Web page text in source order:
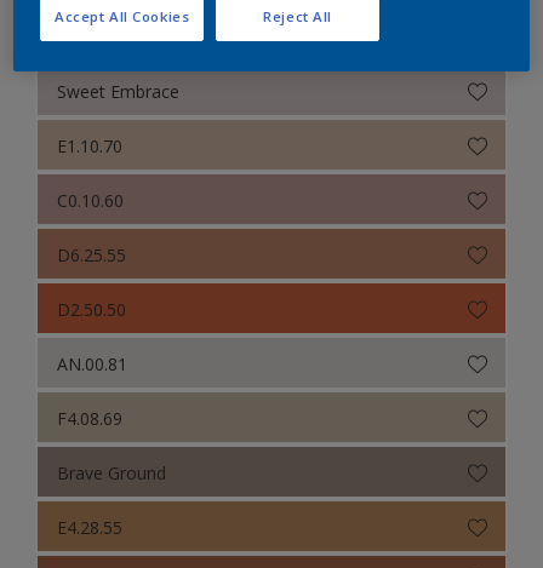
Sikkens Kleurselectie Kleuren
Sikkens Kleurselectie Grijzen
Sikkens Kleurselectie Witten
Sikkens Colour Futures 2023
Sikkens Colour Futures 2022
Sikkens Colour Futures 2021
Sikkens Colour Futures 2018
Een warm kleurverhaal
Sweet Embrace
E1.10.70
C0.10.60
D6.25.55
D2.50.50
AN.00.81
F4.08.69
Brave Ground
E4.28.55
Reject All
Accept All Cookies